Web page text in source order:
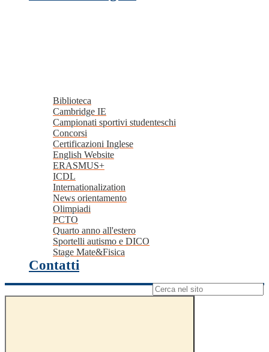
Biblioteca
Cambridge IE
Campionati sportivi studenteschi
Concorsi
Certificazioni Inglese
English Website
ERASMUS+
ICDL
Internationalization
News orientamento
Olimpiadi
PCTO
Quarto anno all'estero
Sportelli autismo e DICO
Stage Mate&Fisica
Contatti
Campo di ricerca per le pagine del sito